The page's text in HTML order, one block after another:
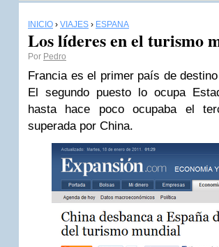
INICIO › VIAJES › ESPAÑA
Los líderes en el turismo
Por Pedro
Francia es el primer país de
El segundo puesto lo ocupa
hasta hace poco ocupaba el
superada por China.